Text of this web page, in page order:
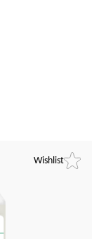
Wishlist